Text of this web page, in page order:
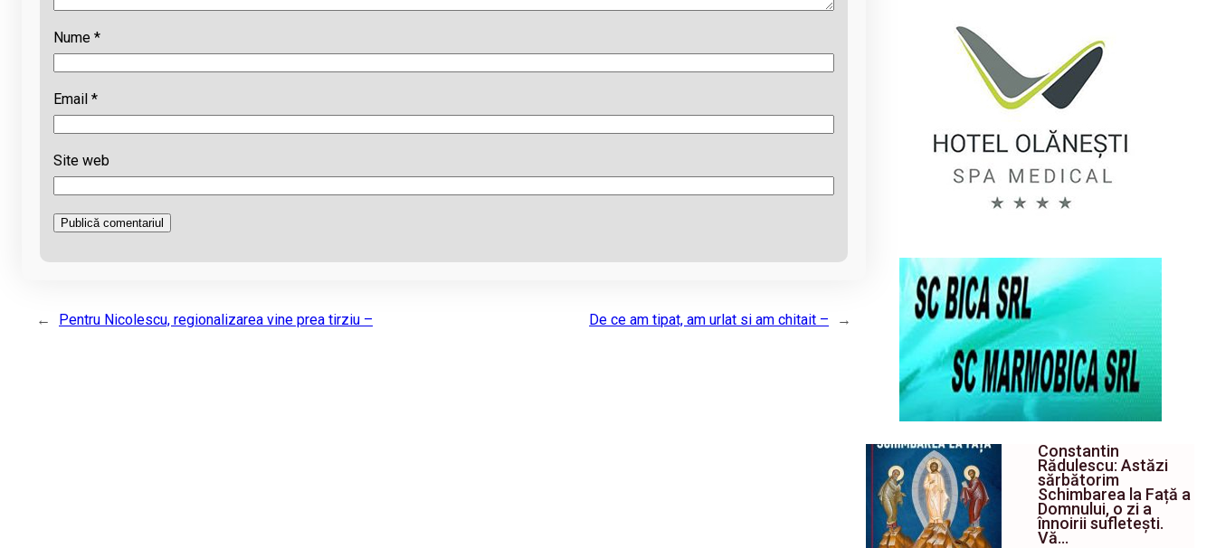
Nume *
Email *
Site web
← Pentru Nicolescu, regionalizarea vine prea tirziu – De ce am tipat, am urlat si am chitait – →
Constantin
Rădulescu: Astăzi
sărbătorim
Schimbarea la Față a
Domnului, o zi a
înnoirii sufletești.
Vă…